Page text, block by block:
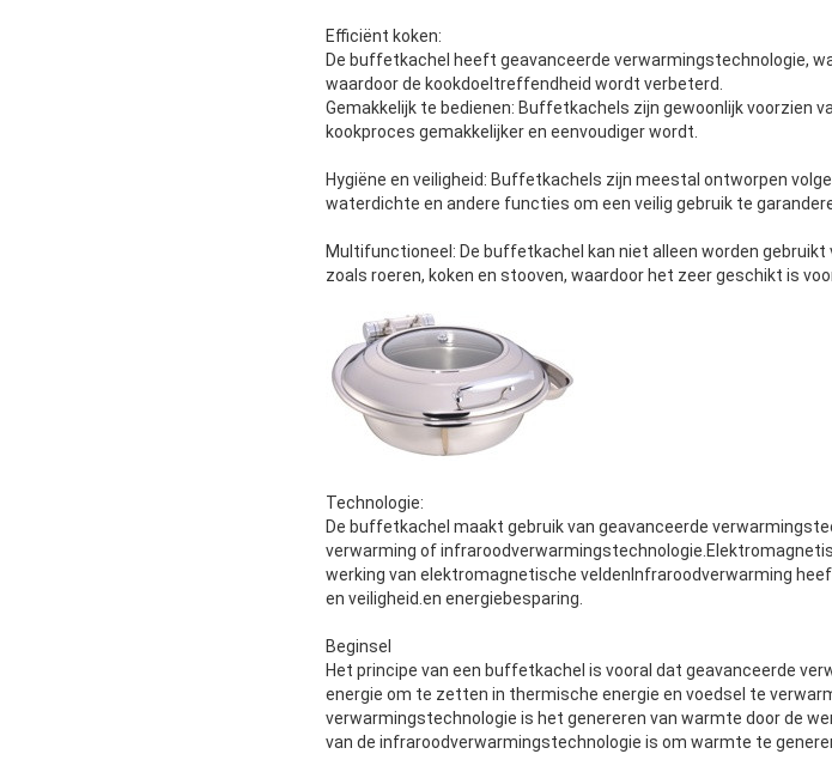
Efficiënt koken:
De buffetkachel heeft geavanceerde verwarmingstechnologie,
waardoor de kookdoeltreffendheid wordt verbeterd.
Gemakkelijk te bedienen: Buffetkachels zijn gewoonlijk voorzien
kookproces gemakkelijker en eenvoudiger wordt.
Hygiëne en veiligheid: Buffetkachels zijn meestal ontworpen
waterdichte en andere functies om een veilig gebruik te
Multifunctioneel: De buffetkachel kan niet alleen worden
zoals roeren, koken en stooven, waardoor het zeer geschikt is
Technologie:
De buffetkachel maakt gebruik van geavanceerde
verwarming of
werking van elektromagnetische veldenInfraroodverwarming
en veiligheid.en energiebesparing.
Beginsel
Het principe van een buffetkachel is vooral dat geavanceerde
energie om te zetten in thermische energie en voedsel te
verwarmingstechnologie is het genereren van warmte door de
van de infraroodverwarmingstechnologie is om warmte te